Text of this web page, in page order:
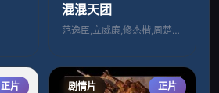
混混天团
范逸臣,立威廉,修杰楷,周楚濋,邱胜翊,
正片 剧情片 正片